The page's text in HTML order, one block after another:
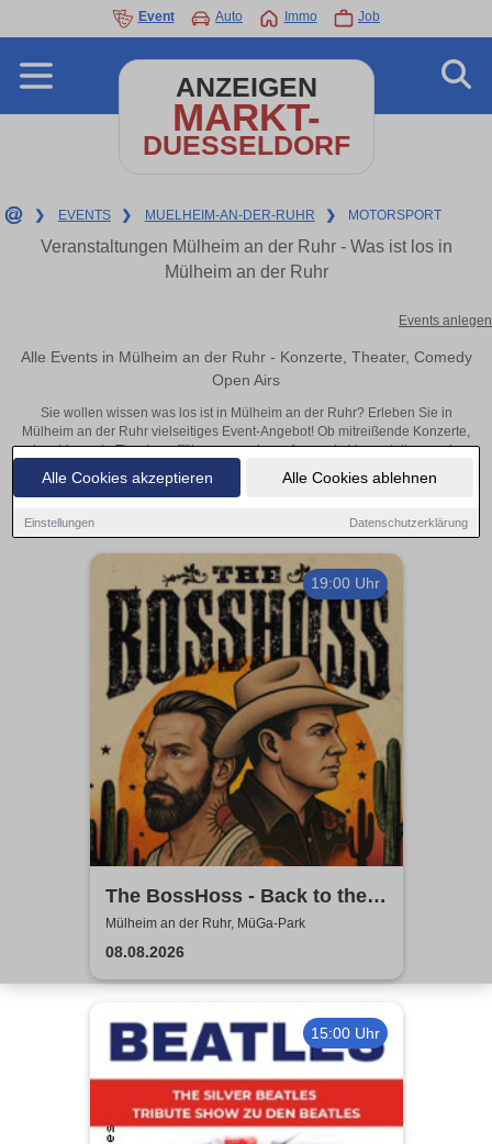
Alle Cookies akzeptieren Alle Cookies ablehnen
Einstellungen Datenschutzerklärung
Event Auto Immo Job
ANZEIGEN
MARKT-
DUESSELDORF
❯ EVENTS ❯ MUELHEIM-AN-DER-RUHR ❯ MOTORSPORT
Veranstaltungen Mülheim an der Ruhr - Was ist los in
Mülheim an der Ruhr
Events anlegen
Alle Events in Mülheim an der Ruhr - Konzerte, Theater, Comedy
Open Airs
Sie wollen wissen was los ist in Mülheim an der Ruhr? Erleben Sie in
Mülheim an der Ruhr vielseitiges Event-Angebot! Ob mitreißende Konzerte,
inspirierende Theateraufführungen oder aufregende Veranstaltungen in
Mülheim an der Ruhr – hier finden alles im Überblick und Tickets.
19:00 Uhr
The BossHoss - Back to the
Boots - LIVE - Summer 2026
Mülheim an der Ruhr, MüGa-Park
08.08.2026
15:00 Uhr